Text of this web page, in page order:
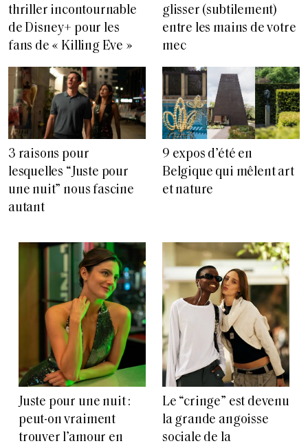
thriller incontournable
de Disney+ pour les
fans de « Killing Eve »
glisser (subtilement)
entre les mains de votre
mec
3 raisons pour
lesquelles “Juste pour
une nuit” nous fascine
autant
9 expos d’été en
Belgique qui mêlent art
et nature
Juste pour une nuit :
peut-on vraiment
trouver l’amour en
Le “cringe” est devenu
la grande angoisse
sociale de la